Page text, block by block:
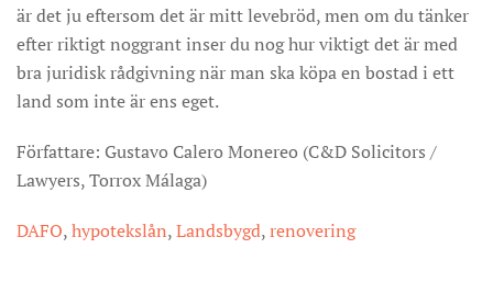
är det ju eftersom det är mitt levebröd, men om du tänker
efter riktigt noggrant inser du nog hur viktigt det är med
bra juridisk rådgivning när man ska köpa en bostad i ett
land som inte är ens eget.
Författare: Gustavo Calero Monereo (C&D Solicitors /
Lawyers, Torrox Málaga)
DAFO,hypotekslån,Landsbygd,renovering